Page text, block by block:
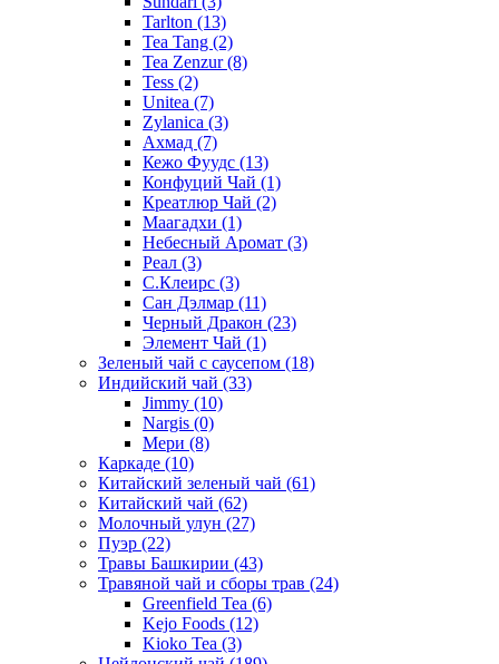
Tarlton (13)
Tea Tang (2)
Tea Zenzur(8)
Tess (2)
Unitea (7)
Zylanica (3)
Ахмад (7)
Кежо Фуудс (13)
Конфуций Чай (1)
Креатлюр Чай (2)
Маагадхи (1)
Небесный Аромат (3)
Реал (3)
С.Клеирс (3)
Сан Дэлмар (11)
Черный Дракон (23)
Элемент Чай (1)
Зеленый чай с саусепом (18)
Индийский чай (33)
Jimmy (10)
Nargis (0)
Мери (8)
Каркаде (10)
Китайский зеленый чай (61)
Китайский чай (62)
Молочный улун (27)
Пуэр (22)
Травы Башкирии (43)
Травяной чай и сборы трав (24)
Greenfield Tea (6)
Kejo Foods (12)
Kioko Tea (3)